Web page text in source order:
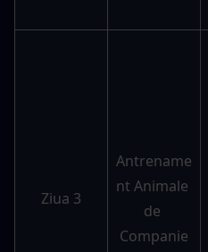
Ziua 3
Antrename
nt Animale
de
Companie